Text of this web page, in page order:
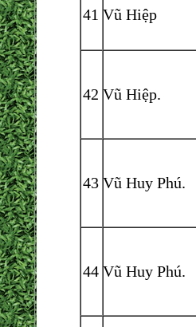
41 Vũ Hiệp
42 Vũ Hiệp.
43 Vũ Huy Phú.
44 Vũ Huy Phú.